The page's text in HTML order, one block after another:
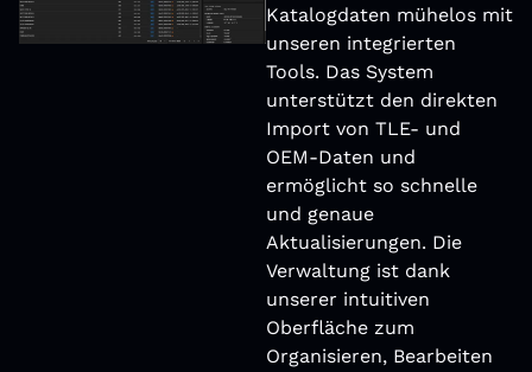
Katalogdaten mühelos mit
unseren integrierten
Tools. Das System
unterstützt den direkten
Import von TLE- und
OEM-Daten und
ermöglicht so schnelle
und genaue
Aktualisierungen. Die
Verwaltung ist dank
unserer intuitiven
Oberﬂäche zum
Organisieren, Bearbeiten